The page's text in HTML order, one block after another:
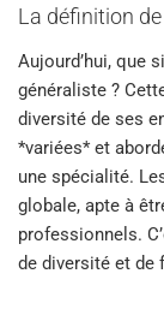
La définition
Aujourd’hui, que
généraliste ?
diversité de ses
*variées* et
une spécialité.
globale, apte à
professionnels.
de diversité et de